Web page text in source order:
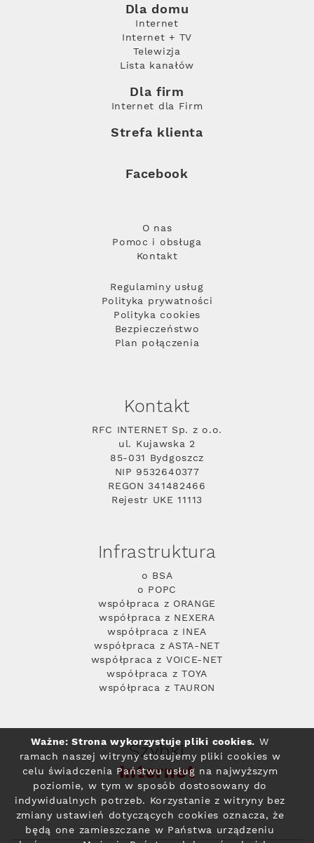
Dla domu
Internet
Internet + TV
Telewizja
Lista kanałów
Dla firm
Internet dla Firm
Strefa klienta
Facebook
O nas
Pomoc i obsługa
Kontakt
Regulaminy usług
Polityka prywatności
Polityka cookies
Bezpieczeństwo
Plan połączenia
Kontakt
RFC INTERNET Sp. z o.o.
ul. Kujawska 2
85-031 Bydgoszcz
NIP 9532640377
REGON 341482466
Rejestr UKE 11113
Infrastruktura
o BSA
o POPC
współpraca z ORANGE
współpraca z NEXERA
współpraca z INEA
współpraca z ASTA-NET
współpraca z VOICE-NET
współpraca z TOYA
współpraca z TAURON
Szybki
Internet
Ważne: Strona wykorzystuje pliki cookies. W
ramach naszej witryny stosujemy pliki cookies w
celu świadczenia Państwu usług na najwyższym
poziomie, w tym w sposób dostosowany do
indywidualnych potrzeb. Korzystanie z witryny bez
zmiany ustawień dotyczących cookies oznacza, że
będą one zamieszczane w Państwa urządzeniu